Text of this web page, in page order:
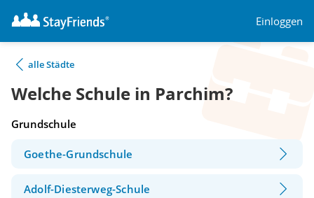
Einloggen
alle Städte
Welche Schule in Parchim?
Grundschule
Goethe-Grundschule
Adolf-Diesterweg-Schule